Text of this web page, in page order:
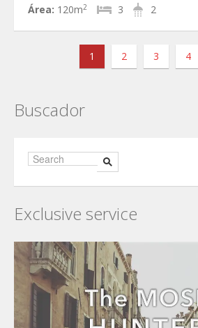
Área: 120m2 3 2
1 2 3 4
Buscador
Exclusive service